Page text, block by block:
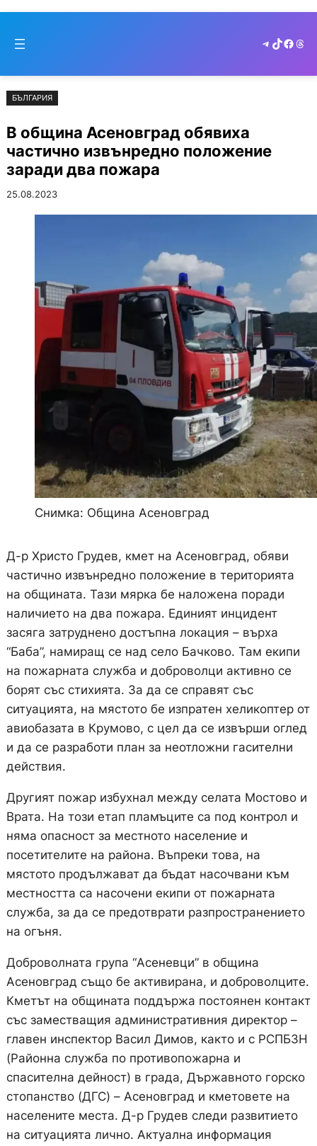
съдържанието
to
Telegram
TikTok
БЪЛГАРИЯ
В община Асеновград обявиха
частично извънредно положение
заради два пожара
25.08.2023
Снимка: Община Асеновград
Д-р Христо Грудев, кмет на Асеновград, обяви
частично извънредно положение в територията
на общината. Тази мярка бе наложена поради
наличието на два пожара. Единият инцидент
засяга затруднено достъпна локация – върха
“Баба”, намиращ се над село Бачково. Там екипи
на пожарната служба и доброволци активно се
борят със стихията. За да се справят със
ситуацията, на мястото бе изпратен хеликоптер от
авиобазата в Крумово, с цел да се извърши оглед
и да се разработи план за неотложни гасителни
действия.
Другият пожар избухнал между селата Мостово и
Врата. На този етап пламъците са под контрол и
няма опасност за местното население и
посетителите на района. Въпреки това, на
мястото продължават да бъдат насочвани към
местността са насочени екипи от пожарната
служба, за да се предотврати разпространението
на огъня.
Доброволната група “Асеневци” в община
Асеновград също бе активирана, и доброволците.
Кметът на общината поддържа постоянен контакт
със заместващия административния директор –
главен инспектор Васил Димов, както и с РСПБЗН
(Районна служба по противопожарна и
спасителна дейност) в града, Държавното горско
стопанство (ДГС) – Асеновград и кметовете на
населените места. Д-р Грудев следи развитието
на ситуацията лично. Актуална информация